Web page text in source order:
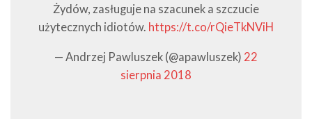
Żydów, zasługuje na szacunek a szczucie
użytecznych idiotów. https://t.co/rQieTkNViH
— Andrzej Pawluszek (@apawluszek) 22
sierpnia 2018